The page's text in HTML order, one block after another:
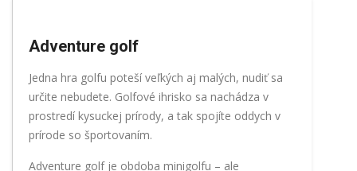
Adventure golf
Jedna hra golfu poteší veľkých aj malých, nudiť sa
určite nebudete. Golfové ihrisko sa nachádza v
prostredí kysuckej prírody, a tak spojíte oddych v
prírode so športovaním.
Adventure golf je obdoba minigolfu – ale